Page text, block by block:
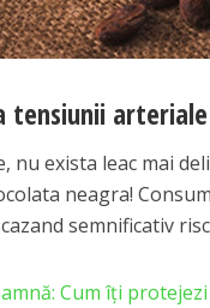
tensiunii arteriale
nu exista leac mai
neagra!
semnificativ
Cum îţi